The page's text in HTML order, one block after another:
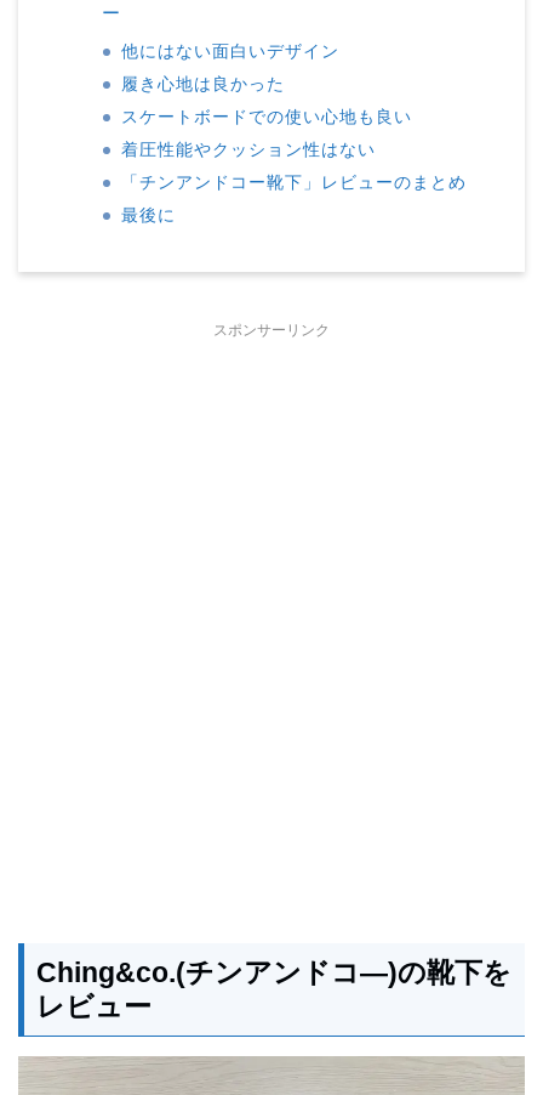
ー
他にはない面白いデザイン
履き心地は良かった
スケートボードでの使い心地も良い
着圧性能やクッション性はない
「チンアンドコー靴下」レビューのまとめ
最後に
スポンサーリンク
Ching&co.(チンアンドコ―)の靴下を
レビュー